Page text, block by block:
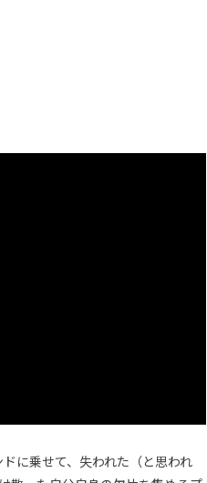
に乗せて、失われた（と思われ